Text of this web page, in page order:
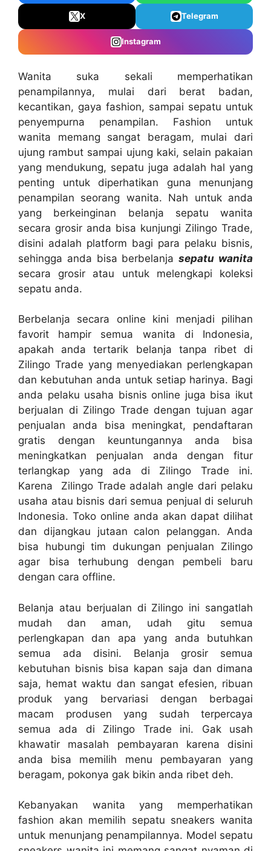
X Telegram
Instagram
Wanita suka sekali memperhatikan
penampilannya, mulai dari berat badan,
kecantikan, gaya fashion, sampai sepatu untuk
penyempurna penampilan. Fashion untuk
wanita memang sangat beragam, mulai dari
ujung rambut sampai ujung kaki, selain pakaian
yang mendukung, sepatu juga adalah hal yang
penting untuk diperhatikan guna menunjang
penampilan seorang wanita. Nah untuk anda
yang berkeinginan belanja sepatu wanita
secara grosir anda bisa kunjungi Zilingo Trade,
disini adalah platform bagi para pelaku bisnis,
sehingga anda bisa berbelanjasepatu wanita
secara grosir atau untuk melengkapi koleksi
sepatu anda.
Berbelanja secara online kini menjadi pilihan
favorit hampir semua wanita di Indonesia,
apakah anda tertarik belanja tanpa ribet di
Zilingo Trade yang menyediakan perlengkapan
dan kebutuhan anda untuk setiap harinya. Bagi
anda pelaku usaha bisnis online juga bisa ikut
berjualan di Zilingo Trade dengan tujuan agar
penjualan anda bisa meningkat, pendaftaran
gratis dengan keuntungannya anda bisa
meningkatkan penjualan anda dengan fitur
terlangkap yang ada di Zilingo Trade ini.
Karena Zilingo Trade adalah angle dari pelaku
usaha atau bisnis dari semua penjual di seluruh
Indonesia. Toko online anda akan dapat dilihat
dan dijangkau jutaan calon pelanggan. Anda
bisa hubungi tim dukungan penjualan Zilingo
agar bisa terhubung dengan pembeli baru
dengan cara offline.
Belanja atau berjualan di Zilingo ini sangatlah
mudah dan aman, udah gitu semua
perlengkapan dan apa yang anda butuhkan
semua ada disini. Belanja grosir semua
kebutuhan bisnis bisa kapan saja dan dimana
saja, hemat waktu dan sangat efesien, ribuan
produk yang bervariasi dengan berbagai
macam produsen yang sudah terpercaya
semua ada di Zilingo Trade ini. Gak usah
khawatir masalah pembayaran karena disini
anda bisa memilih menu pembayaran yang
beragam, pokonya gak bikin anda ribet deh.
Kebanyakan wanita yang memperhatikan
fashion akan memilih sepatu sneakers wanita
untuk menunjang penampilannya. Model sepatu